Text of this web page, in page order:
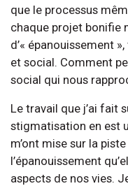
que le processus
chaque projet bonifie
d’« épanouissement
et social. Comment
social qui nous
Le travail que j’ai fait
stigmatisation en est
m’ont mise sur la
l’épanouissement
aspects de nos vies.